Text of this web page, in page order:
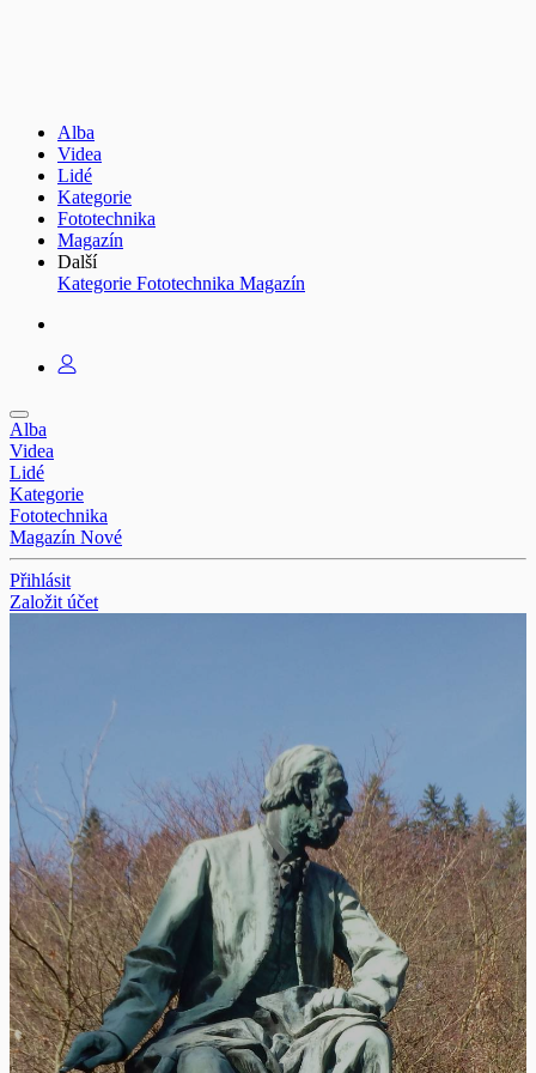
Alba
Videa
Lidé
Kategorie
Fototechnika
Magazín
Další
Kategorie Fototechnika Magazín
Alba
Videa
Lidé
Kategorie
Fototechnika
Magazín Nové
Přihlásit
Založit účet